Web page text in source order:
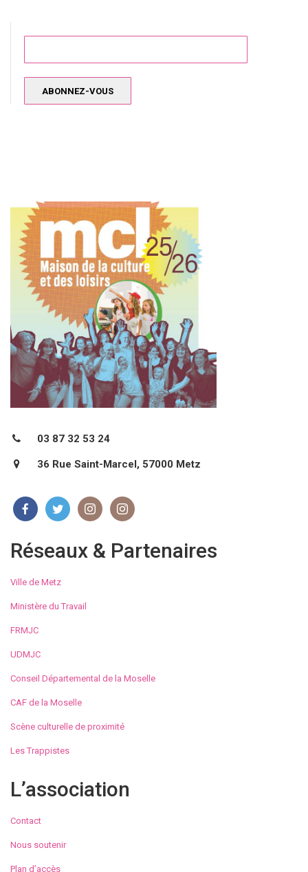
03 87 32 53 24
36 Rue Saint-Marcel, 57000 Metz
Réseaux & Partenaires
Ville de Metz
Ministère du Travail
FRMJC
UDMJC
Conseil Départemental de la Moselle
CAF de la Moselle
Scène culturelle de proximité
Les Trappistes
L’association
Contact
Nous soutenir
Plan d’accès